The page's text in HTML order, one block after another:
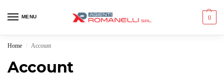
MENU 0
Home / Account
Account